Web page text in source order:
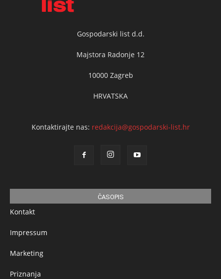
Gospodarski list d.d.
Majstora Radonje 12
10000 Zagreb
HRVATSKA
Kontaktirajte nas: redakcija@gospodarski-list.hr
ČASOPIS
Kontakt
Impressum
Marketing
Priznanja